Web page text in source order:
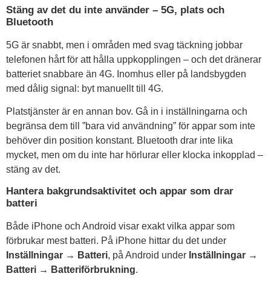
Stäng av det du inte använder – 5G, plats och
Bluetooth
5G är snabbt, men i områden med svag täckning jobbar
telefonen hårt för att hålla uppkopplingen – och det dränerar
batteriet snabbare än 4G. Inomhus eller på landsbygden
med dålig signal: byt manuellt till 4G.
Platstjänster är en annan bov. Gå in i inställningarna och
begränsa dem till ”bara vid användning” för appar som inte
behöver din position konstant. Bluetooth drar inte lika
mycket, men om du inte har hörlurar eller klocka inkopplad –
stäng av det.
Hantera bakgrundsaktivitet och appar som drar
batteri
Både iPhone och Android visar exakt vilka appar som
förbrukar mest batteri. På iPhone hittar du det under
Inställningar → Batteri, på Android under Inställningar →
Batteri → Batteriförbrukning.